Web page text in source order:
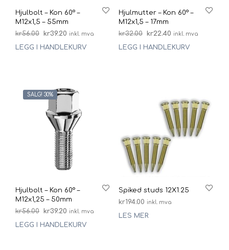
Hjulbolt – Kon 60° –
M12x1,5 – 55mm
kr56.00
Opprinnelig
pris
kr39.20 Nåværende
pris
inkl. mva
LEGG I HANDLEKURV
Hjulmutter – Kon 60° –
M12x1,5 – 17mm
kr32.00
Opprinnelig
pris
kr22.40Nåværende
pris
inkl. mva
LEGG I HANDLEKURV
SALG! 30%
Hjulbolt – Kon 60° –
M12x1,25 – 50mm
kr56.00
Opprinnelig
pris
kr39.20 Nåværende
pris
inkl. mva
LEGG I HANDLEKURV
Spiked studs 12X1.25
kr194.00 inkl. mva
LES MER